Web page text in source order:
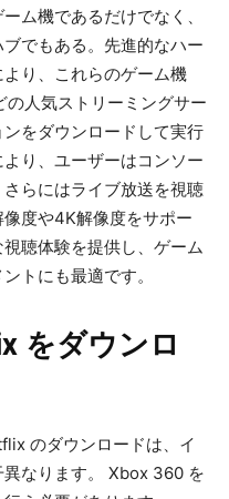
ム機であるだけでなく、
でもある。先進的なハー
り、これらのゲーム機
人気ストリーミングサー
をダウンロードして実行
り、ユーザーはコンソー
らにはライブ放送を視聴
度や4K解像度をサポー
聴体験を提供し、ゲーム
トにも最適です。
をダウンロ
のダウンロードは、イ
なります。 Xbox 360 を